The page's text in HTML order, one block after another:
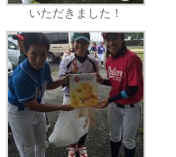
いただきました！